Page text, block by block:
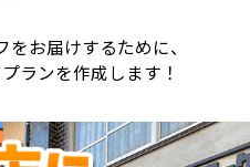
お届けするために、
ランを作成します！